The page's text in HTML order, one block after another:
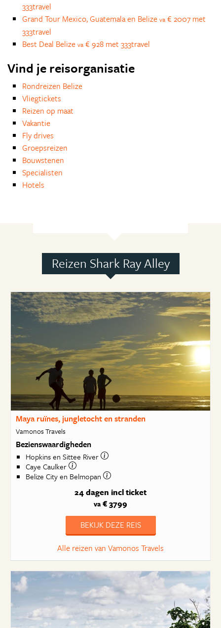
333travel
Grand Tour Mexico, Guatemala en Belize va € 2007 met
333travel
Best Deal Belize va € 928 met 333travel
Vind je reisorganisatie
Rondreizen Belize
Vliegtickets
Reizen op maat
Vakantie
Fly drives
Groepsreizen
Bouwstenen
Specialisten
Hotels
Reizen Shark Ray Alley
Maya ruïnes, jungletocht en stranden
Vamonos Travels
Bezienswaardigheden
Hopkins en Sittee River
Caye Caulker
Belize City en Belmopan
24 dagen incl ticket
va € 3799
BEKIJK DEZE REIS
Alle reizen van Vamonos Travels